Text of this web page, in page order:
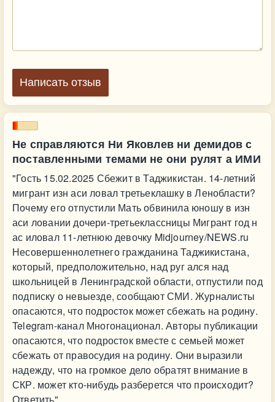
Не справляются Ни Яковлев ни демидов с
поставленными темами не они рулят а ИМИ
"Гость 15.02.2025 Сбежит в Таджикистан. 14-летний
мигрант изн аси ловал третьеклашку в Ленобласти?
Почему его отпустили Мать обвинила юношу в изн
аси ловании дочери-третьеклассницы Мигрант год н
ас иловал 11-летнюю девочку Midjourney/NEWS.ru
Несовершеннолетнего гражданина Таджикистана,
который, предположительно, над руг ался над
школьницей в Ленинградской области, отпустили под
подписку о невыезде, сообщают СМИ. Журналисты
опасаются, что подросток может сбежать на родину.
Telegram-канал Многонационал. Авторы публикации
опасаются, что подросток вместе с семьей может
сбежать от правосудия на родину. Они выразили
надежду, что на громкое дело обратят внимание в
СКР. может кто-нибудь разберется что происходит?
Написать отзыв